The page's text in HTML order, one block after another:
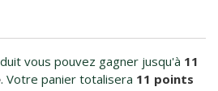
vous pouvez gagner jusqu'à 11
. Votre panier totalisera 11 points